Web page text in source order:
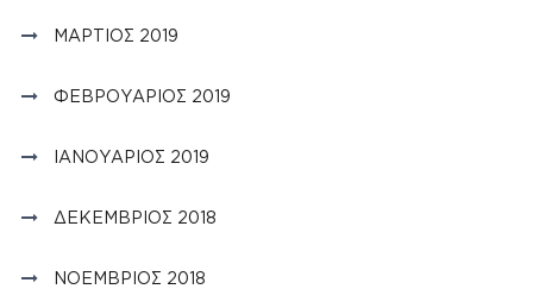
ΜΆΡΤΙΟΣ 2019
ΦΕΒΡΟΥΆΡΙΟΣ 2019
ΙΑΝΟΥΆΡΙΟΣ 2019
ΔΕΚΈΜΒΡΙΟΣ 2018
ΝΟΈΜΒΡΙΟΣ 2018